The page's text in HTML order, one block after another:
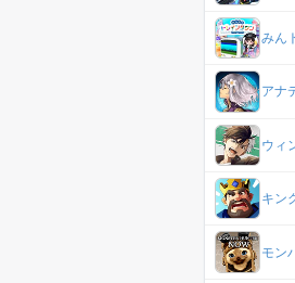
みん
アナ
ウィ
キン
モン